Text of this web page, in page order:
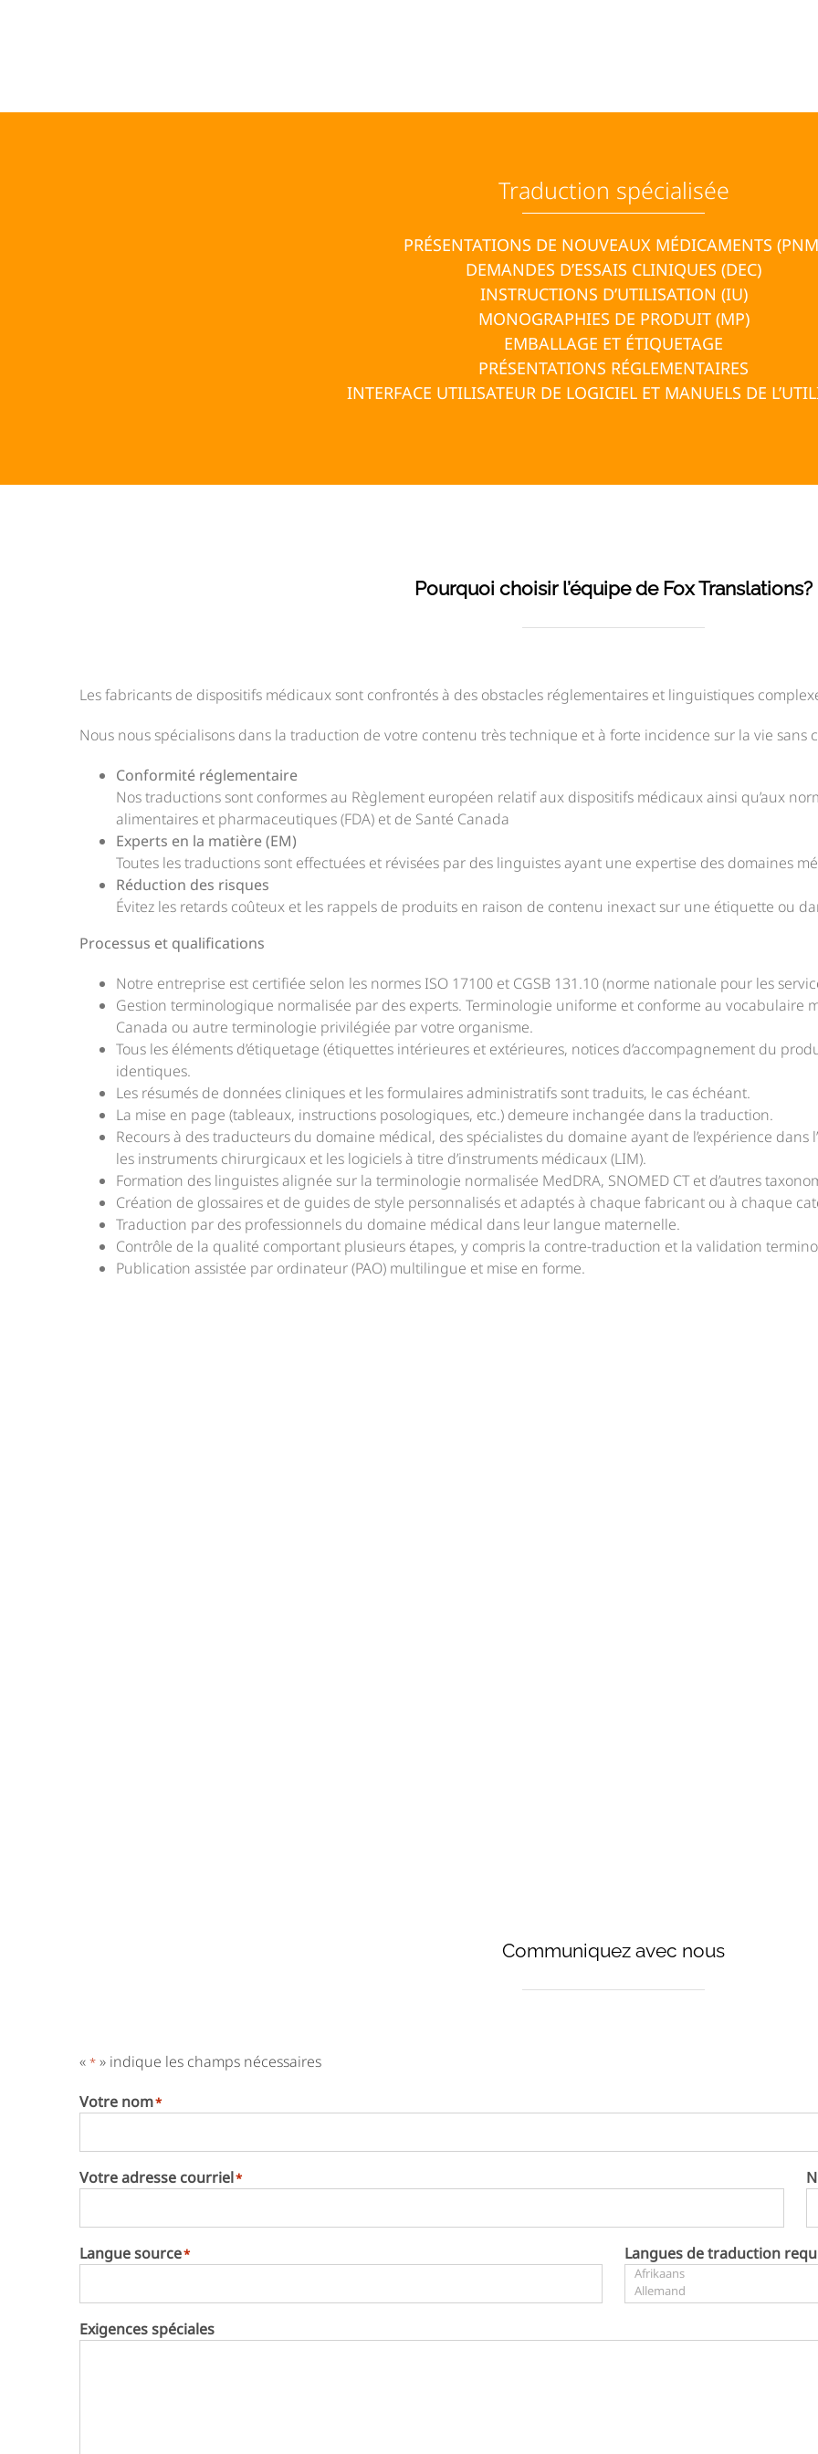
Traduction spécialisée
PRÉSENTATIONS DE NOUVEAUX MÉDICAMENTS
DEMANDES D’ESSAIS CLINIQUES (DEC)
INSTRUCTIONS D’UTILISATION (IU)
MONOGRAPHIES DE PRODUIT (MP)
EMBALLAGE ET ÉTIQUETAGE
PRÉSENTATIONS RÉGLEMENTAIRES
INTERFACE UTILISATEUR DE LOGICIEL ET MANUELS DE
Pourquoi choisir l’équipe de Fox Translations?
Les fabricants de dispositifs médicaux sont confrontés à des obstacles réglementaires et linguistiques
Nous nous spécialisons dans la traduction de votre contenu très technique et à forte incidence sur la vie
Conformité réglementaire
Nos traductions sont conformes au Règlement européen relatif aux dispositifs médicaux ainsi qu’aux
alimentaires et pharmaceutiques (FDA) et de Santé Canada
Experts en la matière (EM)
Toutes les traductions sont effectuées et révisées par des linguistes ayant une expertise des domaines
Réduction des risques
Évitez les retards coûteux et les rappels de produits en raison de contenu inexact sur une étiquette ou
Processus et qualifications
Notre entreprise est certifiée selon les normes ISO 17100 et CGSB 131.10 (norme nationale pour les
Gestion terminologique normalisée par des experts. Terminologie uniforme et conforme au vocabulaire
Canada ou autre terminologie privilégiée par votre organisme.
Tous les éléments d’étiquetage (étiquettes intérieures et extérieures, notices d’accompagnement du
identiques.
Les résumés de données cliniques et les formulaires administratifs sont traduits, le cas échéant.
La mise en page (tableaux, instructions posologiques, etc.) demeure inchangée dans la traduction.
Recours à des traducteurs du domaine médical, des spécialistes du domaine ayant de l’expérience dans
les instruments chirurgicaux et les logiciels à titre d’instruments médicaux (LIM).
Formation des linguistes alignée sur la terminologie normalisée MedDRA, SNOMED CT et d’autres
Création de glossaires et de guides de style personnalisés et adaptés à chaque fabricant ou à chaque
Traduction par des professionnels du domaine médical dans leur langue maternelle.
Contrôle de la qualité comportant plusieurs étapes, y compris la contre-traduction et la validation
Publication assistée par ordinateur (PAO) multilingue et mise en forme.
Communiquez avec nous
« * » indique les champs nécessaires
Votre nom*
Votre adresse courriel*
Langue source* Langues de traduction
Exigences spéciales